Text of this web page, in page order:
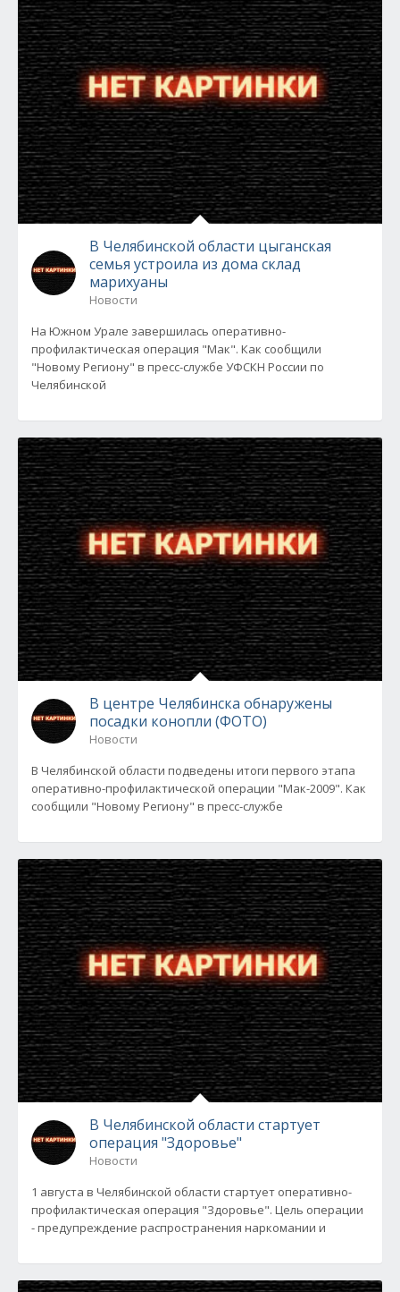
В Челябинской области цыганская
семья устроила из дома склад
марихуаны
Новости
На Южном Урале завершилась оперативно-
профилактическая операция "Мак". Как сообщили
"Новому Региону" в пресс-службе УФСКН России по
Челябинской
В центре Челябинска обнаружены
посадки конопли (ФОТО)
Новости
В Челябинской области подведены итоги первого этапа
оперативно-профилактической операции "Мак-2009". Как
сообщили "Новому Региону" в пресс-службе
В Челябинской области стартует
операция "Здоровье"
Новости
1 августа в Челябинской области стартует оперативно-
профилактическая операция "Здоровье". Цель операции
- предупреждение распространения наркомании и